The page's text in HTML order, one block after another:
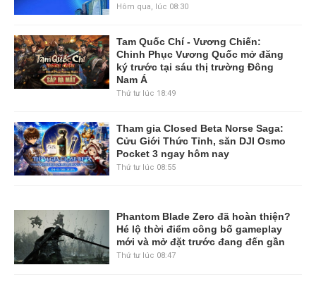
Hôm qua, lúc 08:30
Tam Quốc Chí - Vương Chiến:
Chinh Phục Vương Quốc mở đăng
ký trước tại sáu thị trường Đông
Nam Á
Thứ tư lúc 18:49
Tham gia Closed Beta Norse Saga:
Cửu Giới Thức Tỉnh, săn DJI Osmo
Pocket 3 ngay hôm nay
Thứ tư lúc 08:55
Phantom Blade Zero đã hoàn thiện?
Hé lộ thời điểm công bố gameplay
mới và mở đặt trước đang đến gần
Thứ tư lúc 08:47